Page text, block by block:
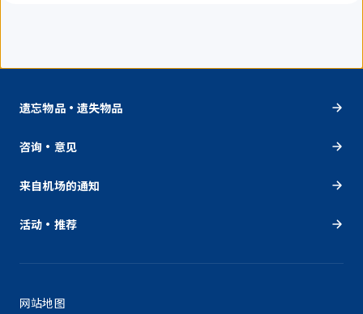
遗忘物品・遗失物品
咨询・意见
来自机场的通知
活动・推荐
网站地图